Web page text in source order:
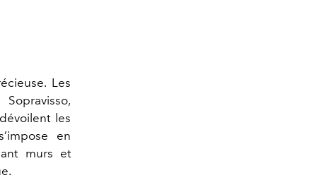
Les
les
en
murs et